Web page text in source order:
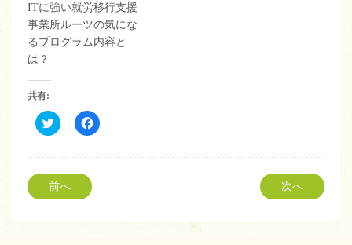
ITに強い就労移行支援
事業所ルーツの気にな
るプログラム内容と
は？
共有:
ク
リ
し
て
Twitter
で
共
Facebook
で
す
前へ 次へ